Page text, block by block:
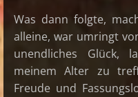
Was dann folgte,
alleine, war umringt
unendliches Glück,
meinem Alter zu
Freude und